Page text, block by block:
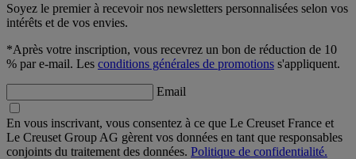
Soyez le premier à recevoir nos newsletters personnalisées selon vos
intérêts et de vos envies.
*Après votre inscription, vous recevrez un bon de réduction de 10
% par e-mail. Les conditions générales de promotions s'appliquent.
Email
En vous inscrivant, vous consentez à ce que Le Creuset France et
Le Creuset Group AG gèrent vos données en tant que responsables
conjoints du traitement des données. Politique de confidentialité.